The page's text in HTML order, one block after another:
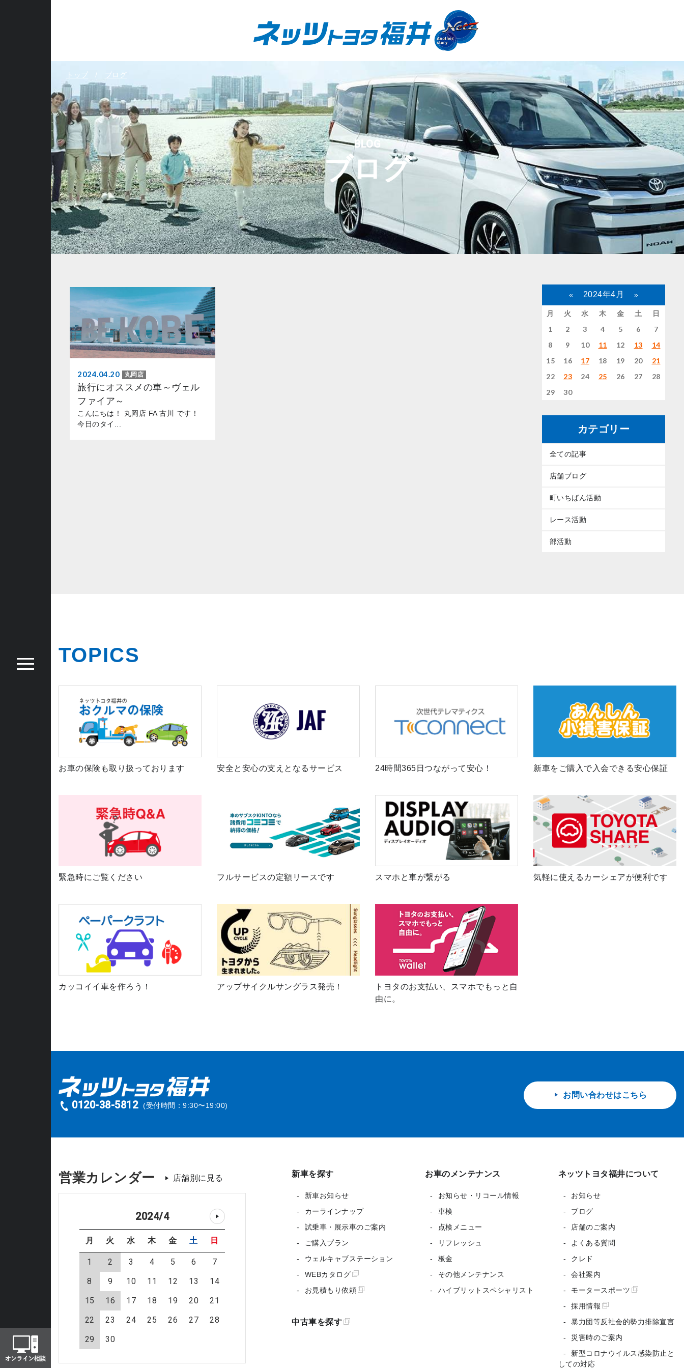
トップ ブログ
BLOG
ブログ
2024.04.20 丸岡店
旅行にオススメの車～ヴェル
ファイア～
こんにちは！ 丸岡店 FA 古川 です！
今日のタイ...
« 2024年4月 »
月 火 水 木 金 土
日
1
2 3 4 5 6
7
8
9 10 11 12 13
14
15
16 17 18 19 20
21
22
23 24 25 26 27
28
29
30
カテゴリー
全ての記事
店舗ブログ
町いちばん活動
レース活動
部活動
TOPICS
お車の保険も取り扱っております 安全と安心の支えとなるサービス 24時間365日つながって安心！ 新車をご購入で入会できる安心保証
緊急時にご覧ください フルサービスの定額リースです スマホと車が繋がる 気軽に使えるカーシェアが便利です
カッコイイ車を作ろう！ アップサイクルサングラス発売！
トヨタのお支払い、スマホでもっと自
由に。
0120-38-5812 (受付時間：9:30〜19:00)
お問い合わせはこちら
営業カレンダー 店舗別に見る
2024/4
月 火 水 木 金 土 日
1 2 3 4 5 6
7
8
9 10 11 12 13
14
15
16 17 18 19 20
21
22
23 24 25 26 27
28
29
30
新車を探す
新車お知らせ
カーラインナップ
試乗車・展示車のご案内
ご購入プラン
ウェルキャブステーション
WEBカタログ
お見積もり依頼
中古車を探す
お車のメンテナンス
お知らせ・リコール情報
車検
点検メニュー
リフレッシュ
板金
その他メンテナンス
ハイブリットスペシャリスト
ネッツトヨタ福井について
お知らせ
ブログ
店舗のご案内
よくある質問
クレド
会社案内
モータースポーツ
採用情報
暴力団等反社会的勢力排除宣言
災害時のご案内
新型コロナウイルス感染防止と
しての対応